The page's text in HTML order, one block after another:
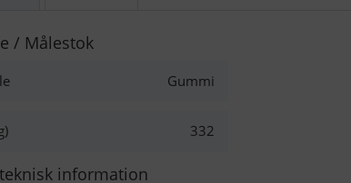
/ Målestok
Gummi
332
information